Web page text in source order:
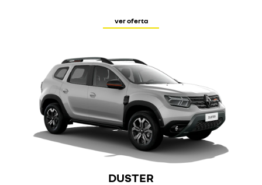
ver oferta
DUSTER